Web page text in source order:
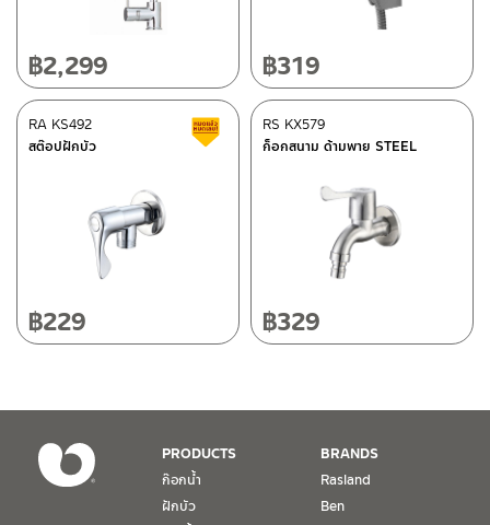
ศูนย์บริการและอะไหล่
118/33 โครงการอรสิริน ม.8 ต.สันปูเลย อ.ดอยสะเก็ด เชียงใหม่
50220
โทร: 080-075-2626
วันและเวลาทำการ
วันจันทร์ – วันศุกร์ เวลา 8:30-17:30 น.
วันเสาร์ เวลา 8:30-15:00 น.
หยุดวันอาทิตย์ และวันหยุดนักขัตฤกษ์
เงื่อนไขการรับประกันสินค้าได้ หากไม่มีเอกสารดังกล่าว
2. การรับประกันสินค้า จะรับประกันฉพาะสินค้าที่อยู่ในสภาพการใช้งาน
ปกติ หากมีตำหนิ ชำรุด ร้าว ตกพื้น หรือสภาพภายนอกอยู่ในสภาพที่ใช้
ติดต่อ ชาญไพบูลย์ / Contact Us คลิกที่นี่
฿2,299 ฿319
สต๊อปฝักบัว
RA KS492 สินค้าลดราคา เคลียร์สต็อก
฿229
ก็อกสนาม ด้ามพาย STEEL
RS KX579
฿329
PRODUCTS
ก๊อกน้ำ
ฝักบัว
BRANDS
Rasland
Ben